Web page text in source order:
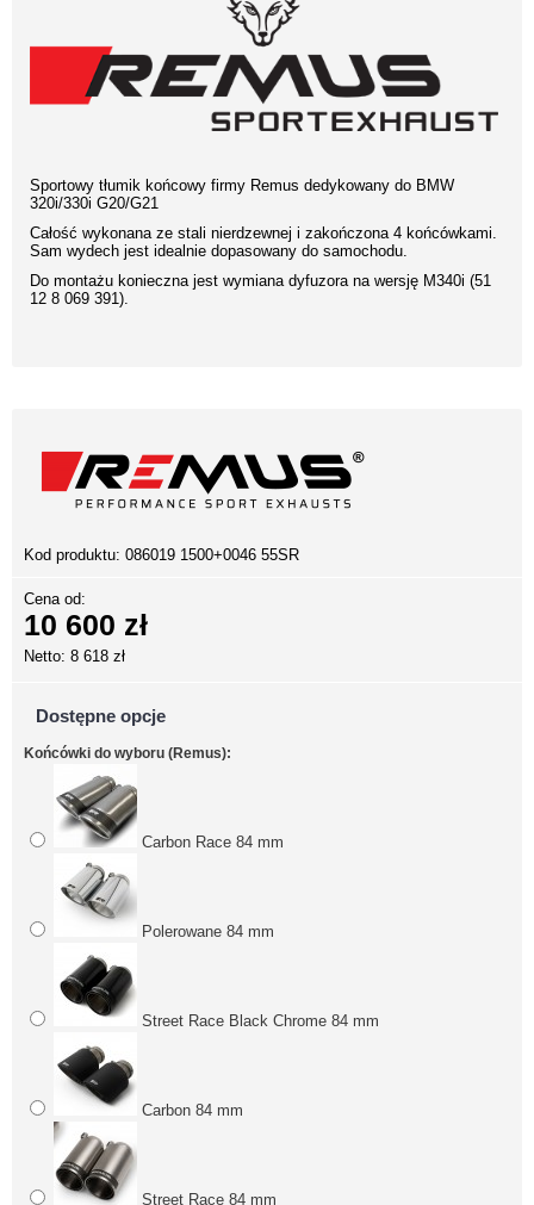
Sportowy tłumik końcowy firmy Remus dedykowany do BMW
320i/330i G20/G21
Całość wykonana ze stali nierdzewnej i zakończona 4 końcówkami.
Sam wydech jest idealnie dopasowany do samochodu.
Do montażu konieczna jest wymiana dyfuzora na wersję M340i (51
12 8 069 391).
Kod produktu: 086019 1500+0046 55SR
Cena od:
10 600 zł
Netto: 8 618 zł
Dostępne opcje
Końcówki do wyboru (Remus):
Carbon Race 84 mm
Polerowane 84 mm
Street Race Black Chrome 84 mm
Carbon 84 mm
Street Race 84 mm